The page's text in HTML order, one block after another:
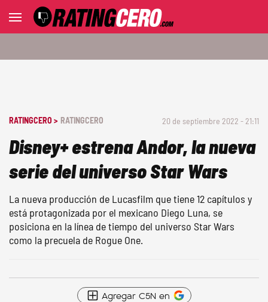
RATINGCERO > RATINGCERO 20 de septiembre 2022 - 21:11
Disney+ estrena Andor, la nueva
serie del universo Star Wars
La nueva producción de Lucasfilm que tiene 12 capítulos y
está protagonizada por el mexicano Diego Luna, se
posiciona en la línea de tiempo del universo Star Wars
como la precuela de Rogue One.
Agregar C5N en